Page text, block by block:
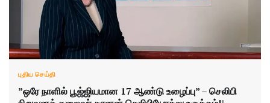
புதிய செய்தி
​”ஒரே நாளில் பூஜ்ஜியமான 17 ஆண்டு உழைப்பு” – செலிபி